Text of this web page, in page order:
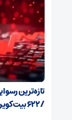
تازه‌ترین
/ ۶۲۲ بیت‌کوین کجا رفت؟